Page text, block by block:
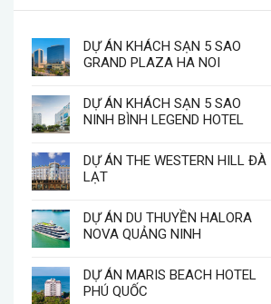
DỰ ÁN KHÁCH SẠN 5 SAO
GRAND PLAZA HA NOI
DỰ ÁN KHÁCH SẠN 5 SAO
NINH BÌNH LEGEND HOTEL
DỰ ÁN THE WESTERN HILL ĐÀ
LẠT
DỰ ÁN DU THUYỀN HALORA
NOVA QUẢNG NINH
DỰ ÁN MARIS BEACH HOTEL
PHÚ QUỐC